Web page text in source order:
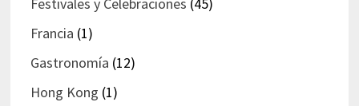
Festivales y Celebraciones (45)
Francia (1)
Gastronomía (12)
Hong Kong (1)